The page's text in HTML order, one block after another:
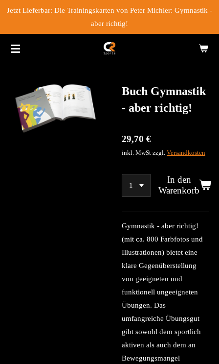
Zum
Jetzt Lieferbar: Die Trainingskarten von Peter Michler: Gymnastik -
aber richtig!
Buch Gymnastik
- aber richtig!
29,70 €
inkl. MwSt zzgl. Versandkosten
In den
Warenkorb
Gymnastik - aber richtig!
(mit ca. 800 Farbfotos und
Illustrationen) bietet eine
klare Gegenüberstellung
von geeigneten und
funktionell ungeeigneten
Übungen. Das
umfangreiche Übungsgut
gibt sowohl dem sportlich
aktiven als auch dem an
Bewegungsmangel